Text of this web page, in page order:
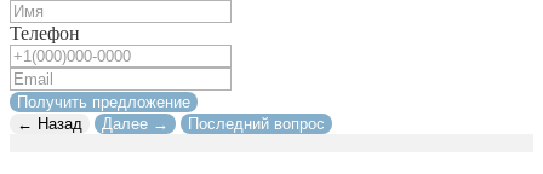
Телефон
Получить предложение
← Назад
Далее → Последний вопрос